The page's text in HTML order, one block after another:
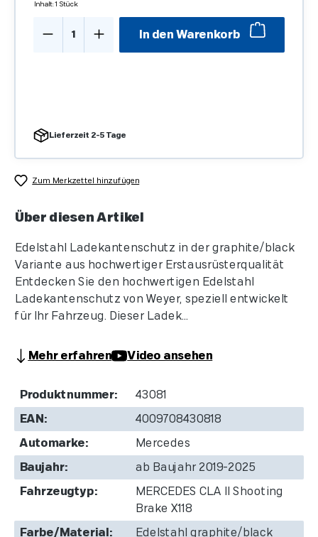
Inhalt:1 Stück
Produkt Anzahl: Gib den gewünschten
In den Warenkorb
Lieferzeit 2-5 Tage
Zum Merkzettel hinzufügen
Über diesen Artikel
Edelstahl Ladekantenschutz in der graphite/black
Variante aus hochwertiger Erstausrüsterqualität
Entdecken Sie den hochwertigen Edelstahl
Ladekantenschutz von Weyer, speziell entwickelt
für Ihr Fahrzeug. Dieser Ladek...
Mehr erfahren Video ansehen
Produktnummer: 43081
EAN: 4009708430818
Automarke: Mercedes
Baujahr: ab Baujahr 2019-2025
Fahrzeugtyp:
MERCEDES CLA II Shooting
Brake X118
Farbe/Material: Edelstahl graphite/black